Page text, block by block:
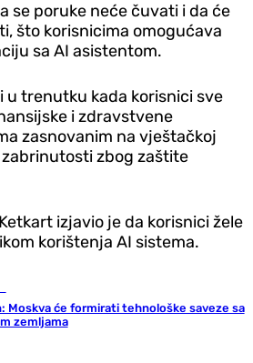
se poruke neće čuvati i da će
što korisnicima omogućava
sa AI asistentom.
u trenutku kada korisnici sve
i zdravstvene
zasnovanim na vještačkoj
zbog zaštite
izjavio je da korisnici žele
korištenja AI sistema.
Moskva će formirati tehnološke saveze sa
zemljama